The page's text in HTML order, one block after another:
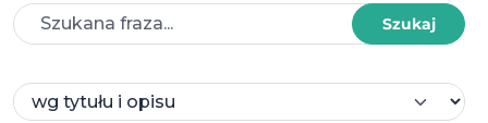
Szukaj